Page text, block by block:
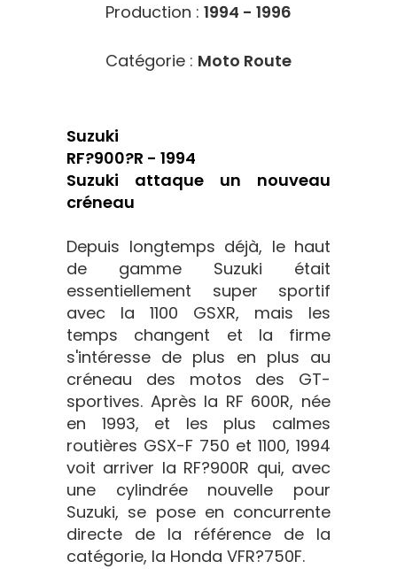
Production : 1994 - 1996
Catégorie : Moto Route
Suzuki
RF?900?R - 1994
Suzuki attaque un nouveau
créneau
Depuis longtemps déjà, le haut
de gamme Suzuki était
essentiellement super sportif
avec la 1100 GSXR, mais les
temps changent et la firme
s'intéresse de plus en plus au
créneau des motos des GT-
sportives. Après la RF 600R, née
en 1993, et les plus calmes
routières GSX-F 750 et 1100, 1994
voit arriver la RF?900R qui, avec
une cylindrée nouvelle pour
Suzuki, se pose en concurrente
directe de la référence de la
catégorie, la Honda VFR?750F.